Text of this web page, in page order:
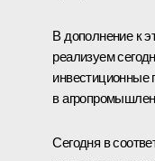
В дополнение к
реализуем
инвестиционные
в
Сегодня в